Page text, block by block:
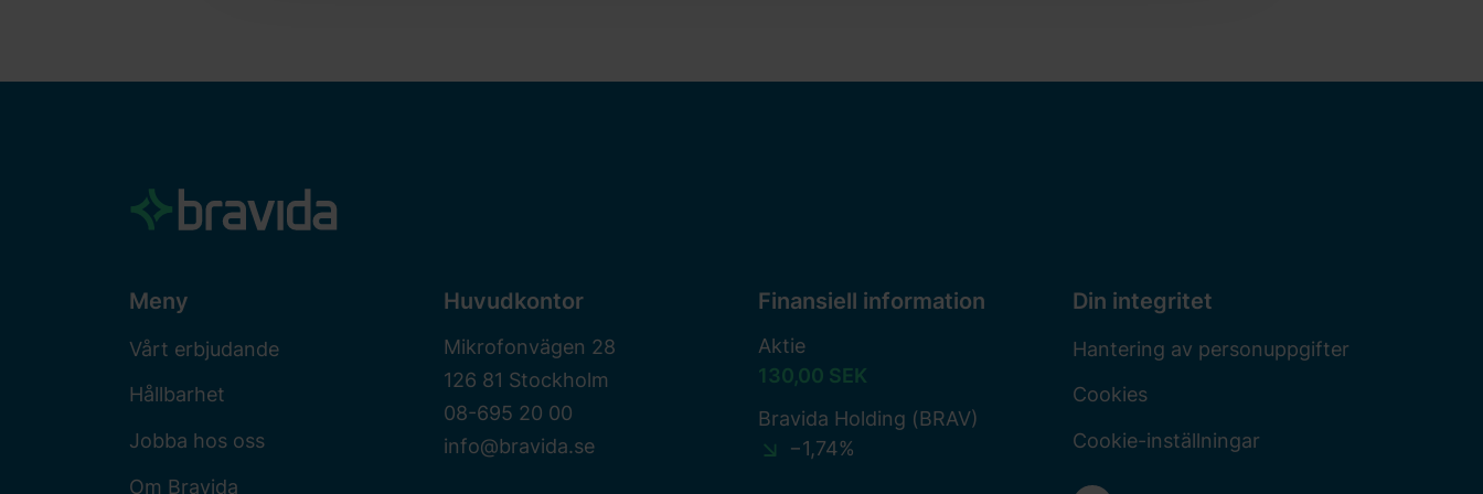
Meny
Vårt erbjudande
Hållbarhet
Jobba hos oss
Om Bravida
Huvudkontor
Mikrofonvägen 28
126 81 Stockholm
08-695 20 00
info@bravida.se
Finansiell information
Aktie
130,00 SEK
Bravida Holding (BRAV)
−1,74%
Din integritet
Hantering av personuppgifter
Cookies
Cookie-inställningar